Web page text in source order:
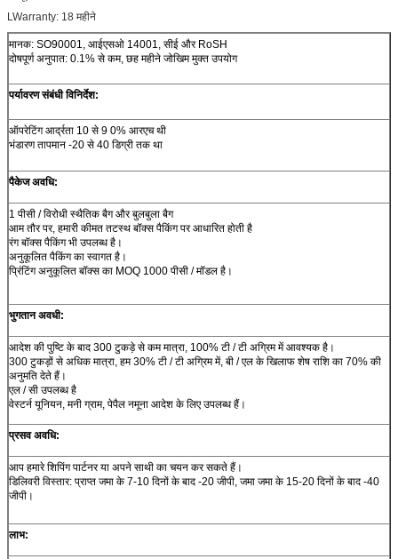
LWarranty: 18 महीने
मानक: SO90001, आईएसओ 14001, सीई और RoSH
दोषपूर्ण अनुपात: 0.1% से कम, छह महीने जोखिम मुक्त उपयोग
पर्यावरण संबंधी विनिर्देश:
ऑपरेटिंग आर्द्रता 10 से 9 0% आरएच थी
भंडारण तापमान -20 से 40 डिग्री तक था
पैकेज अवधि:
1 पीसी / विरोधी स्थैतिक बैग और बुलबुला बैग
आम तौर पर, हमारी कीमत तटस्थ बॉक्स पैकिंग पर आधारित होती है
रंग बॉक्स पैकिंग भी उपलब्ध है।
अनुकूलित पैकिंग का स्वागत है।
प्रिंटिंग अनुकूलित बॉक्स का MOQ 1000 पीसी / मॉडल है।
भुगतान अवधी:
आदेश की पुष्टि के बाद 300 टुकड़े से कम मात्रा, 100% टी / टी अग्रिम में आवश्यक है।
300 टुकड़ों से अधिक मात्रा, हम 30% टी / टी अग्रिम में, बी / एल के खिलाफ शेष राशि का 70% की
अनुमति देते हैं।
एल / सी उपलब्ध है
वेस्टर्न यूनियन, मनी ग्राम, पेपैल नमूना आदेश के लिए उपलब्ध हैं।
प्रसव अवधि:
आप हमारे शिपिंग पार्टनर या अपने साथी का चयन कर सकते हैं।
डिलिवरी विस्तार: प्राप्त जमा के 7-10 दिनों के बाद -20 जीपी, जमा जमा के 15-20 दिनों के बाद -40
जीपी।
लाभ: